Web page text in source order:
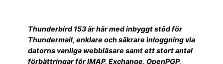
Thunderbird 153 är här med inbyggt stöd för
Thundermail, enklare och säkrare inloggning via
datorns vanliga webbläsare samt ett stort antal
förbättringar för IMAP, Exchange, OpenPGP,